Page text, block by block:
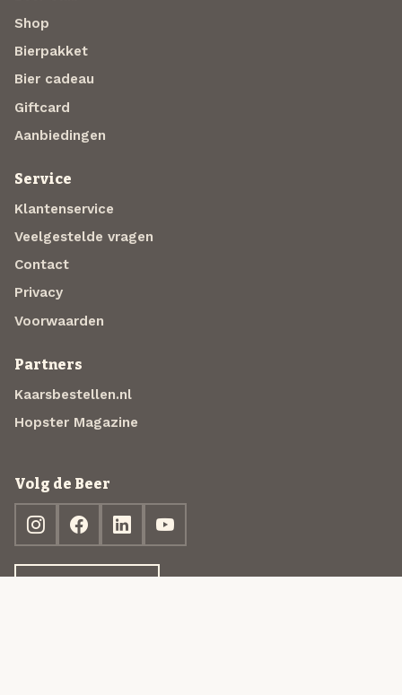
Shop
Bierpakket
Bier cadeau
Giftcard
Aanbiedingen
Service
Klantenservice
Veelgestelde vragen
Contact
Privacy
Voorwaarden
Partners
Kaarsbestellen.nl
Hopster Magazine
Volg de Beer